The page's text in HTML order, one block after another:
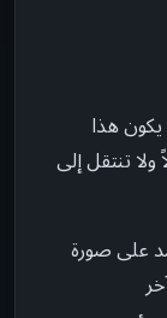
في لماذا تغيرت صفحة الدعوة في Binance يكون هذا
تنتقل إلى
على صورة